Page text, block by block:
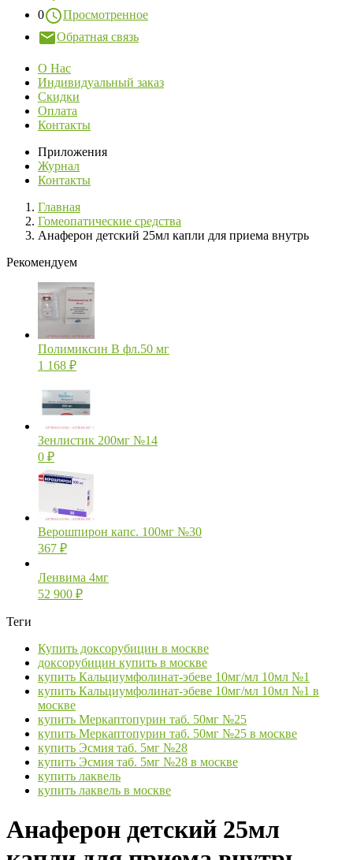
0
Просмотренное
Обратная связь
О Нас
Индивидуальный заказ
Скидки
Оплата
Контакты
Приложения
Журнал
Контакты
Главная
Гомеопатические средства
Анаферон детский 25мл капли для приема внутрь
Рекомендуем
Полимиксин В фл.50 мг
1 168 ₽
Зенлистик 200мг №14
0 ₽
Верошпирон капс. 100мг №30
367 ₽
Ленвима 4мг
52 900 ₽
Теги
Купить доксорубицин в москве
доксорубицин купить в москве
купить Кальциумфолинат-эбеве 10мг/мл 10мл №1
купить Кальциумфолинат-эбеве 10мг/мл 10мл №1 в
москве
купить Меркаптопурин таб. 50мг №25
купить Меркаптопурин таб. 50мг №25 в москве
купить Эсмия таб. 5мг №28
купить Эсмия таб. 5мг №28 в москве
купить лаквель
купить лаквель в москве
Анаферон детский 25мл